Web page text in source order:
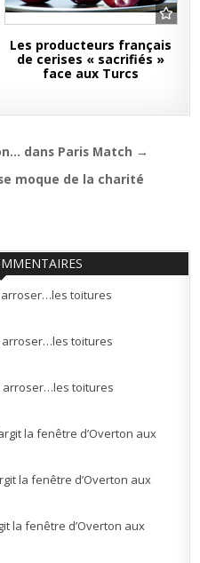
Les producteurs français
de cerises « sacrifiés »
face aux Turcs
dans Paris Match →
moque de la charité
arroser…les toitures
arroser…les toitures
arroser…les toitures
la fenêtre d’Overton aux
la fenêtre d’Overton aux
la fenêtre d’Overton aux